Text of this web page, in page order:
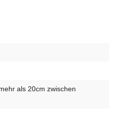
als 20cm zwischen